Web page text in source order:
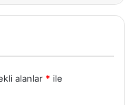
alanlar * ile